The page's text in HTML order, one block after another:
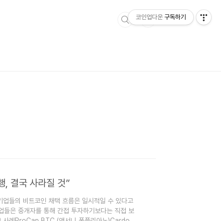
, 결국 사라질 것”
들의 비트코인 채택 흐름은 일시적일 수 있다고
은 중개자를 통해 간접 투자하기보다는 직접 보
코인업다운 구독하기